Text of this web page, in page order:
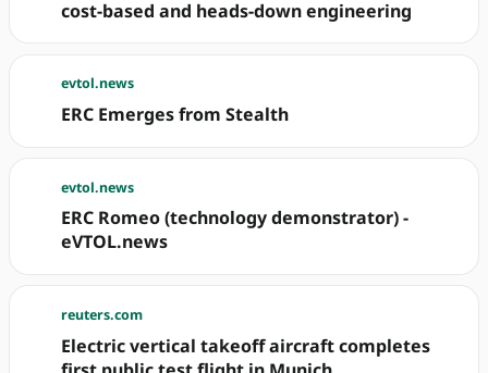
cost-based and heads-down engineering
evtol.news
ERC Emerges from Stealth
evtol.news
ERC Romeo (technology demonstrator) -
eVTOL.news
reuters.com
Electric vertical takeoff aircraft completes